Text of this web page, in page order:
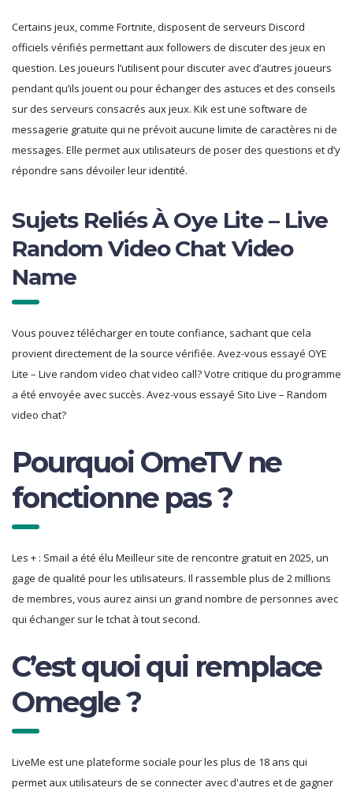
Certains jeux, comme Fortnite, disposent de serveurs Discord
officiels vérifiés permettant aux followers de discuter des jeux en
question. Les joueurs l’utilisent pour discuter avec d’autres joueurs
pendant qu’ils jouent ou pour échanger des astuces et des conseils
sur des serveurs consacrés aux jeux. Kik est une software de
messagerie gratuite qui ne prévoit aucune limite de caractères ni de
messages. Elle permet aux utilisateurs de poser des questions et d’y
répondre sans dévoiler leur identité.
Sujets Reliés À Oye Lite – Live
Random Video Chat Video
Name
Vous pouvez télécharger en toute confiance, sachant que cela
provient directement de la source vérifiée. Avez-vous essayé OYE
Lite – Live random video chat video call? Votre critique du programme
a été envoyée avec succès. Avez-vous essayé Sito Live – Random
video chat?
Pourquoi OmeTV ne
fonctionne pas ?
Les + : Smail a été élu Meilleur site de rencontre gratuit en 2025, un
gage de qualité pour les utilisateurs. Il rassemble plus de 2 millions
de membres, vous aurez ainsi un grand nombre de personnes avec
qui échanger sur le tchat à tout second.
C’est quoi qui remplace
Omegle ?
LiveMe est une plateforme sociale pour les plus de 18 ans qui
permet aux utilisateurs de se connecter avec d'autres et de gagner